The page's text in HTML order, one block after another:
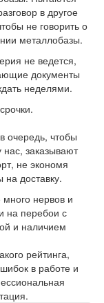
в другое
не говорить о
металлобазы.
не ведется,
документы
неделями.
очередь, чтобы
нас, заказывают
не экономя
на доставку.
много нервов и
на перебои с
и наличием
рейтинга,
в работе и